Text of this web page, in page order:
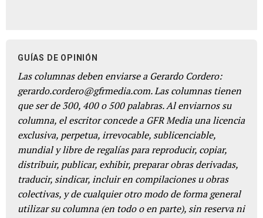
GUÍAS DE OPINIÓN
Las columnas deben enviarse a Gerardo Cordero:
gerardo.cordero@gfrmedia.com. Las columnas tienen
que ser de 300, 400 o 500 palabras. Al enviarnos su
columna, el escritor concede a GFR Media una licencia
exclusiva, perpetua, irrevocable, sublicenciable,
mundial y libre de regalías para reproducir, copiar,
distribuir, publicar, exhibir, preparar obras derivadas,
traducir, sindicar, incluir en compilaciones u obras
colectivas, y de cualquier otro modo de forma general
utilizar su columna (en todo o en parte), sin reserva ni